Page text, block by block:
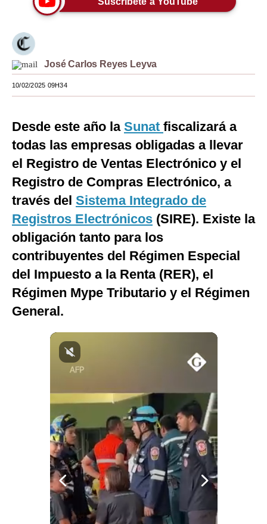
EEUU
México
España
Internacional
Club del Suscriptor
G de Gestión
Notas Contratadas
Podcast
Gestión TV
Videos
Fotogalerías
Condiciones
Privacidad
Preguntas
Frecuentes
José Carlos Reyes Leyva
10/02/2025 09H34
Desde este año la Sunat fiscalizará a
todas las empresas obligadas a llevar
el Registro de Ventas Electrónico y el
Registro de Compras Electrónico, a
través del Sistema Integrado de
Registros Electrónicos (SIRE). Existe la
obligación tanto para los
contribuyentes del Régimen Especial
del Impuesto a la Renta (RER), el
Régimen Mype Tributario y el Régimen
General.